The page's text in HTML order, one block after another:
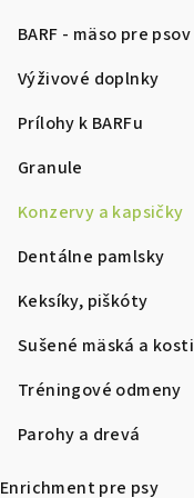
BARF - mäso pre psov
Výživové doplnky
Prílohy k BARFu
Granule
Konzervy a kapsičky
Dentálne pamlsky
Keksíky, piškóty
Sušené mäská a kosti
Tréningové odmeny
Parohy a drevá
Enrichment pre psy